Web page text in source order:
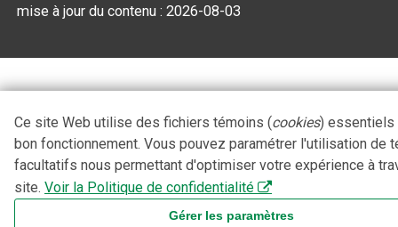
mise à jour du contenu :2026-08-03
Ce site Web utilise des fichiers témoins (cookies) essentiels
bon fonctionnement. Vous pouvez paramétrer l'utilisation de
facultatifs nous permettant d'optimiser votre expérience à
site. Voir la Politique de confidentialité
Gérer les paramètres